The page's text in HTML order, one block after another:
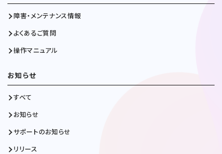
障害・メンテナンス情報
よくあるご質問
操作マニュアル
お知らせ
すべて
お知らせ
サポートのお知らせ
リリース